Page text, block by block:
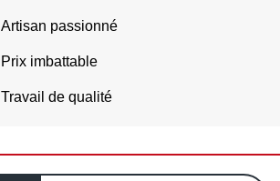
Artisan passionné
Prix imbattable
Travail de qualité